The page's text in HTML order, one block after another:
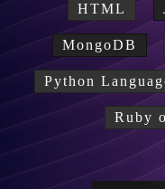
HTML
MongoDB
Python
Ruby